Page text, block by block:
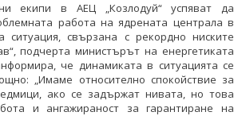
екипи в АЕЦ „Козлодуй“ успяват да
работа на ядрената централа в
ситуация, свързана с рекордно ниските
подчерта министърът на енергетиката
че динамиката в ситуацията се
„Имаме относително спокойствие за
ако се задържат нивата, но това
и ангажираност за гарантиране на